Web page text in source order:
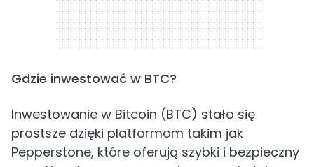
Gdzie inwestować w BTC?
Inwestowanie w Bitcoin (BTC) stało się
prostsze dzięki platformom takim jak
Pepperstone, które oferują szybki i bezpieczny